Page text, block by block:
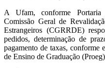
A Ufam, conforme Portaria
Comissão Geral de
Estrangeiros (CGRRDE)
pedidos, determinação de
pagamento de taxas, conforme
de Ensino de Graduação